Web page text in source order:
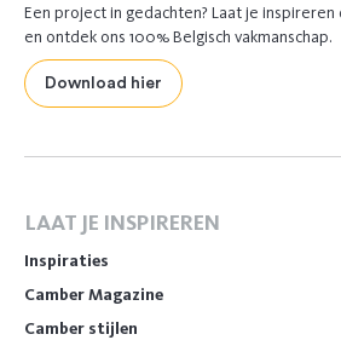
Een project in gedachten? Laat je
en ontdek ons 100% Belgisch vakmanschap.
Download hier
LAAT JE INSPIREREN
Inspiraties
Camber Magazine
Camber stijlen